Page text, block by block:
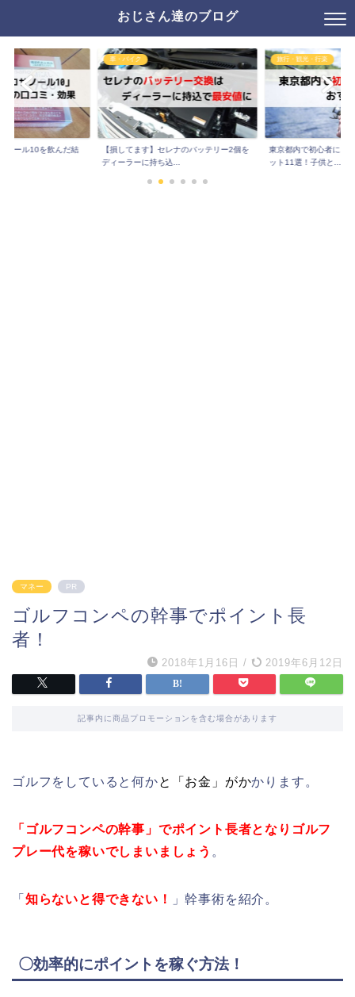
おじさん達のブログ
ノール10を飲んだ結
車・バイク
【損してます】セレナのバッテリー2個を
ディーラーに持ち込...
旅行・観光・行楽
東京都内で初心者にお
ット11選！子供と...
マネー PR
ゴルフコンペの幹事でポイント長
者！
2018年1月16日 / 2019年6月12日
記事内に商品プロモーションを含む場合があります
ゴルフをしていると何かと「お金」がかかります。
「ゴルフコンペの幹事」でポイント長者となりゴルフ
プレー代を稼いでしまいましょう 。
「 知らないと得できない！ 」幹事術を紹介。
〇効率的にポイントを稼ぐ方法！